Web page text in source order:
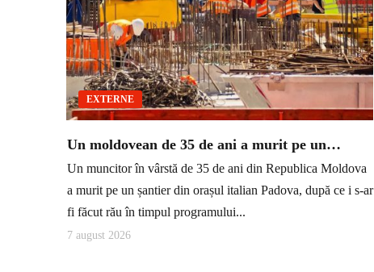
EXTERNE
Un moldovean de 35 de ani a murit pe un…
Un muncitor în vârstă de 35 de ani din Republica Moldova
a murit pe un șantier din orașul italian Padova, după ce i s-ar
fi făcut rău în timpul programului...
7 august 2026